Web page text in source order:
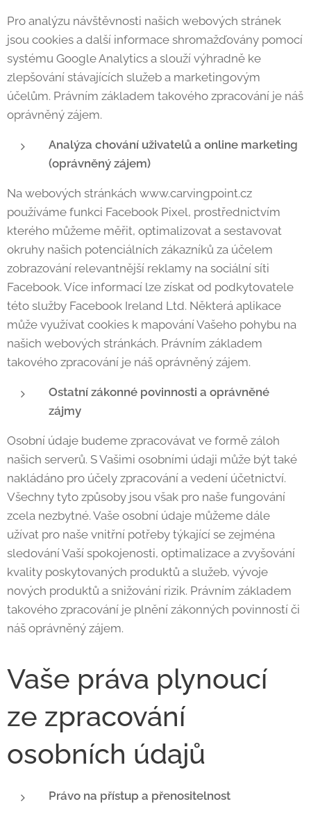
Pro analýzu návštěvnosti našich webových stránek
jsou cookies a další informace shromažďovány pomocí
systému Google Analytics a slouží výhradně ke
zlepšování stávajících služeb a marketingovým
účelům. Právním základem takového zpracování je náš
oprávněný zájem.
Analýza chování uživatelů a online marketing
(oprávněný zájem)
Na webových stránkách www.carvingpoint.cz
používáme funkci Facebook Pixel, prostřednictvím
kterého můžeme měřit, optimalizovat a sestavovat
okruhy našich potenciálních zákazníků za účelem
zobrazování relevantnější reklamy na sociální síti
Facebook. Více informací lze získat od podkytovatele
této služby Facebook Ireland Ltd. Některá aplikace
může využívat cookies k mapování Vašeho pohybu na
našich webových stránkách. Právním základem
takového zpracování je náš oprávněný zájem.
Ostatní zákonné povinnosti a oprávněné
zájmy
Osobní údaje budeme zpracovávat ve formě záloh
našich serverů. S Vašimi osobními údaji může být také
nakládáno pro účely zpracování a vedení účetnictví.
Všechny tyto způsoby jsou však pro naše fungování
zcela nezbytné. Vaše osobní údaje můžeme dále
užívat pro naše vnitřní potřeby týkající se zejména
sledování Vaší spokojenosti, optimalizace a zvyšování
kvality poskytovaných produktů a služeb, vývoje
nových produktů a snižování rizik. Právním základem
takového zpracování je plnění zákonných povinností či
náš oprávněný zájem.
Vaše práva plynoucí
ze zpracování
osobních údajů
Právo na přístup a přenositelnost